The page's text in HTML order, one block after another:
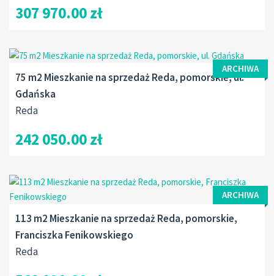
307 970.00 zł
ARCHIWA
75 m2 Mieszkanie na sprzedaż Reda, pomorskie, ul.
Gdańska
Reda
242 050.00 zł
ARCHIWA
113 m2 Mieszkanie na sprzedaż Reda, pomorskie,
Franciszka Fenikowskiego
Reda